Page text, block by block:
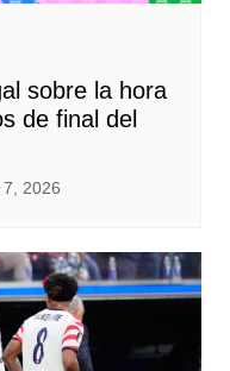
sobre la hora
de final del
7, 2026